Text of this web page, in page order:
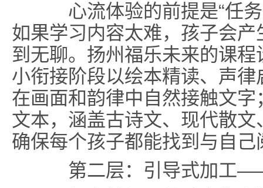
心流体验的前提是“任务
如果学习内容太难，孩子会
到无聊。扬州福乐未来的课程
小衔接阶段以绘本精读、声
在画面和韵律中自然接触文
文本，涵盖古诗文、现代散
确保每个孩子都能找到与自
第二层：引导式加工——